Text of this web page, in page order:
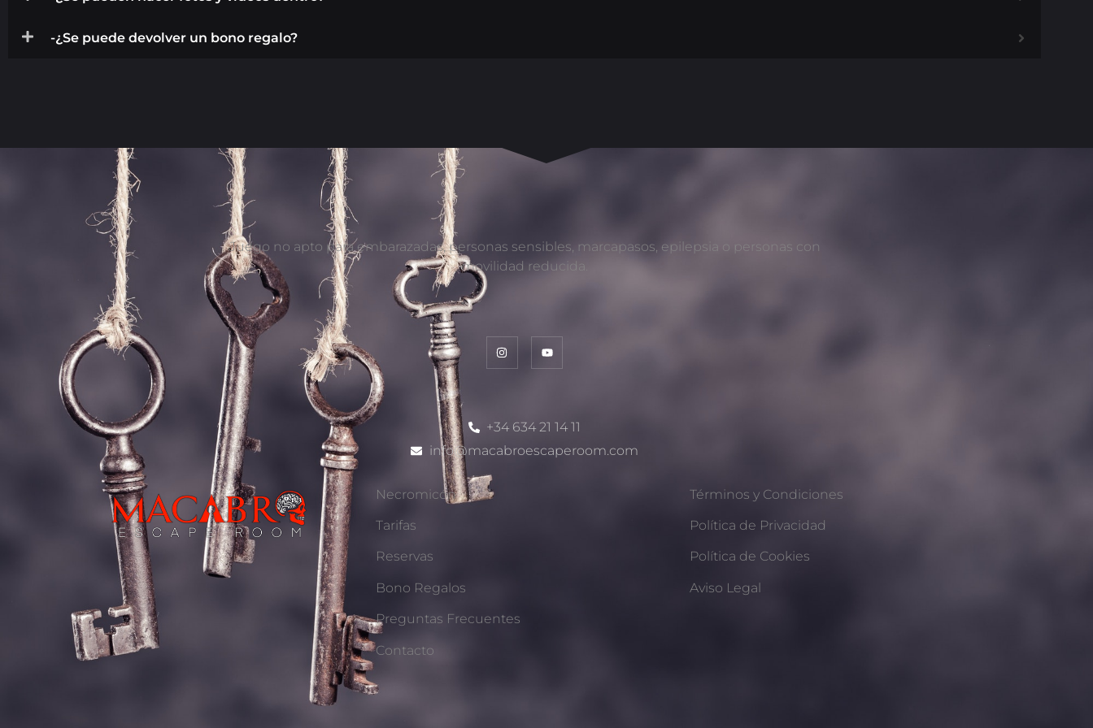
-¿Se puede devolver un bono regalo?
Juego no apto para embarazadas, personas sensibles, marcapasos, epilepsia o personas con
movilidad reducida.
+34 634 21 14 11
info@macabroescaperoom.com
Necromicón
Tarifas
Reservas
Bono Regalos
Preguntas Frecuentes
Contacto
Términos y Condiciones
Política de Privacidad
Política de Cookies
Aviso Legal